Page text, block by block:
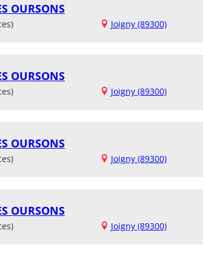
OURSONS
Joigny (89300)
OURSONS
Joigny (89300)
OURSONS
Joigny (89300)
OURSONS
Joigny (89300)